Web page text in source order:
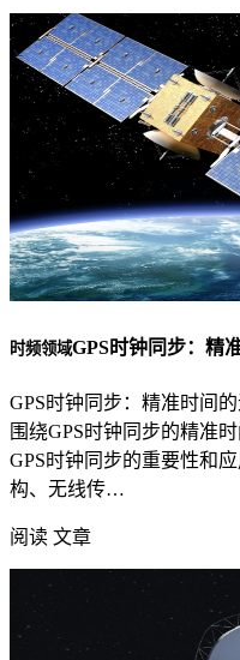
时频领域GPS时钟同步：精
GPS时钟同步：精准时间
围绕GPS时钟同步的精准
GPS时钟同步的重要性和
构、无线传…
阅读 文章